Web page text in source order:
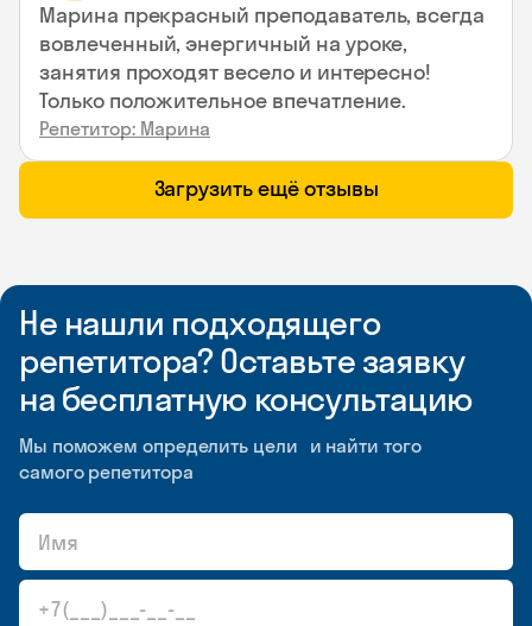
Марина прекрасный преподаватель, всегда
вовлеченный, энергичный на уроке,
занятия проходят весело и интересно!
Только положительное впечатление.
Репетитор: Марина
Загрузить ещё отзывы
Не нашли подходящего
репетитора? Оставьте заявку
на бесплатную консультацию
Мы поможем определить цели и найти того
самого репетитора